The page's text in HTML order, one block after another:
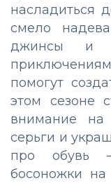
насладиться
смело
джинсы и
помогут
этом сезоне
внимание на
серьги и
про обувь
босоножки